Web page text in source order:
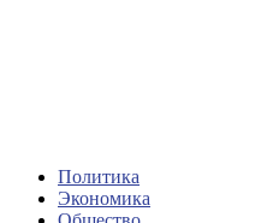
Политика
Экономика